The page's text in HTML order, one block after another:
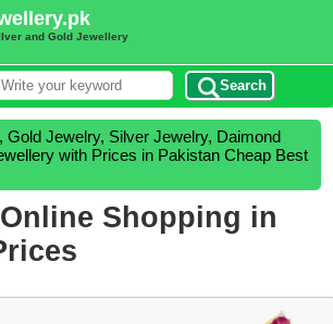
and Gold Jewellery
Search
Gold Jewelry, Silver Jewelry, Daimond
with Prices in Pakistan Cheap Best
Shopping in